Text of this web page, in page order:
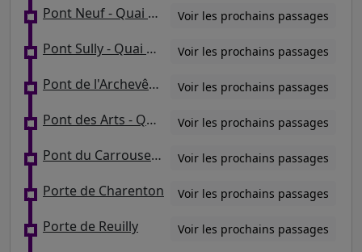
Pont Neuf - Quai des Grands Augustins Voir les prochains passages
Pont Sully - Quai de Béthune Voir les prochains passages
Pont de l'Archevêché Voir les prochains passages
Pont des Arts - Quai de Conti Voir les prochains passages
Pont du Carrousel - Quai Voltaire Voir les prochains passages
Porte de Charenton Voir les prochains passages
Porte de Reuilly Voir les prochains passages